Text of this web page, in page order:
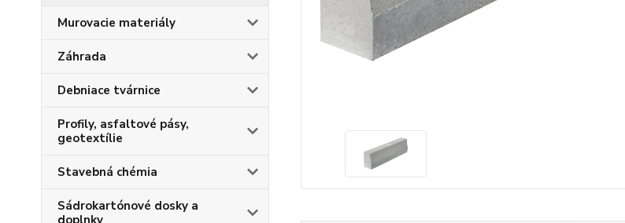
Murovacie materiály
Záhrada
Debniace tvárnice
Profily, asfaltové pásy,
geotextílie
Stavebná chémia
Sádrokartónové dosky a
doplnky